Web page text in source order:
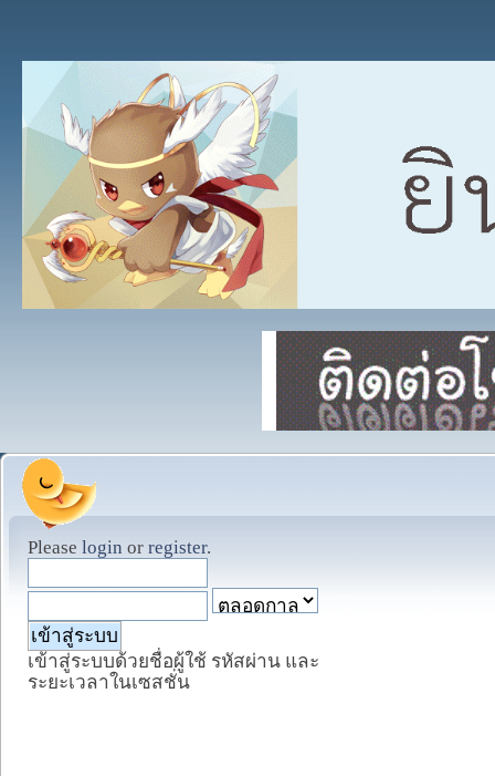
Please login or register.
เข้าสู่ระบบด้วยชื่อผู้ใช้ รหัสผ่าน และ
ระยะเวลาในเซสชั่น